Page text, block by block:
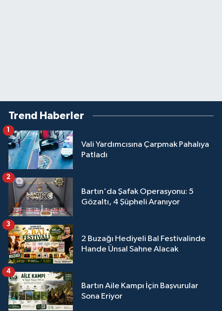
Trend Haberler
Vali Yardımcısına Çarpmak Pahalıya
Patladı
1
Bartın'da Şafak Operasyonu: 5
Gözaltı, 4 Şüpheli Aranıyor
2
2 Buzağı Hediyeli Bal Festivalinde
Hande Ünsal Sahne Alacak
3
Bartın Aile Kampı İçin Başvurular
Sona Eriyor
4